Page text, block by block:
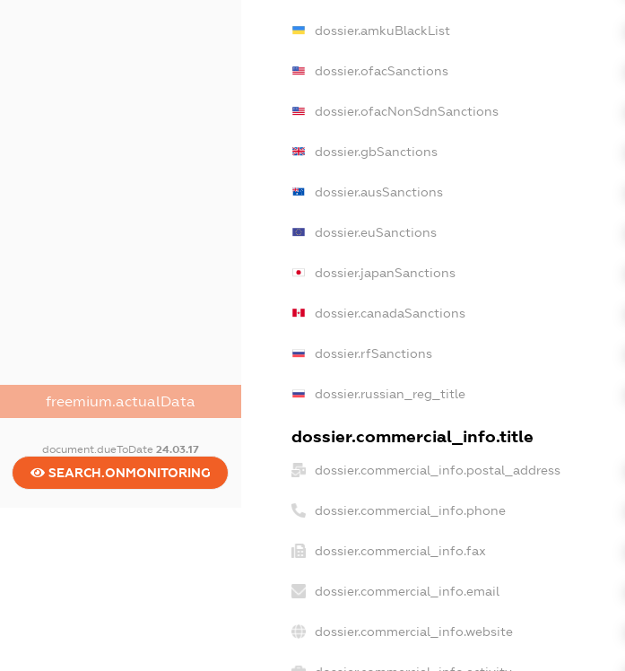
freemium.actualData
document.dueToDate 24.03.17
SEARCH.ONMONITORING
dossier.amkuBlackList
dossier.ofacSanctions
dossier.ofacNonSdnSanctions
dossier.gbSanctions
dossier.ausSanctions
dossier.euSanctions
dossier.japanSanctions
dossier.canadaSanctions
dossier.rfSanctions
dossier.russian_reg_title
dossier.commercial_info.title
dossier.commercial_info.postal_address
dossier.commercial_info.phone
dossier.commercial_info.fax
dossier.commercial_info.email
dossier.commercial_info.website